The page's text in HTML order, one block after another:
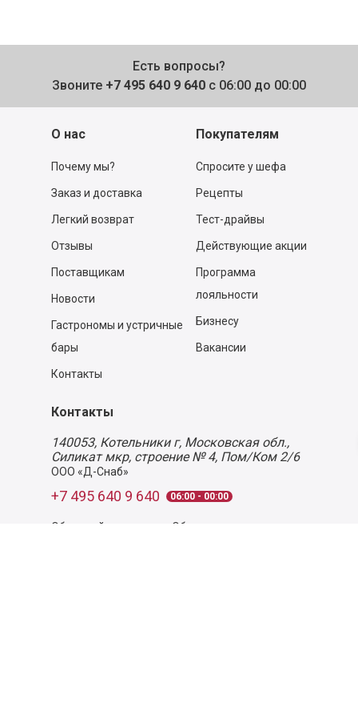
Есть вопросы?
Звоните +7 495 640 9 640 с 06:00 до 00:00
О нас
Почему мы?
Заказ и доставка
Легкий возврат
Отзывы
Поставщикам
Новости
Гастрономы и устричные
бары
Контакты
Покупателям
Спросите у шефа
Рецепты
Тест-драйвы
Действующие акции
Программа
лояльности
Бизнесу
Вакансии
Контакты
140053, Котельники г, Московская обл.,
Силикат мкр, строение № 4, Пом/Ком 2/6
ООО «Д-Снаб»
+7 495 640 9 640 06:00 - 00:00
Обратный звонок Обратная связь